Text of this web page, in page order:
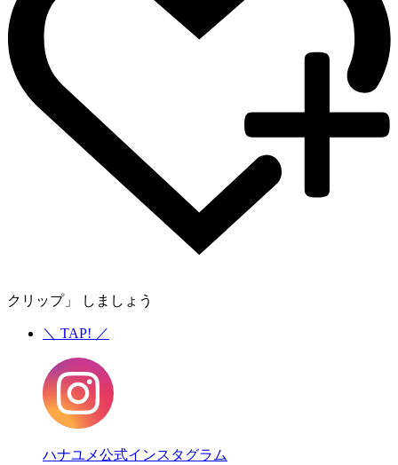
クリップ」 しましょう
＼ TAP! ／
ハナユメ公式インスタグラム